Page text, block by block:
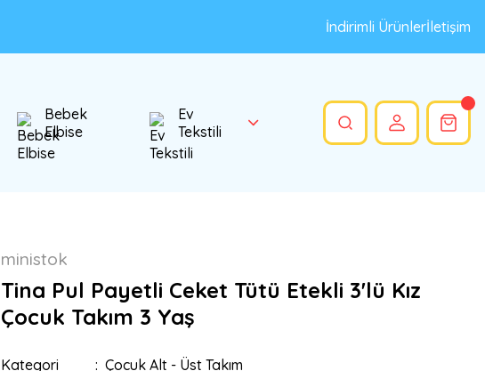
İndirimli Ürünlerİletişim
Bebek
Elbise
Ev
Tekstili
ministok
Tina Pul Payetli Ceket Tütü Etekli 3'lü Kız
Çocuk Takım 3 Yaş
Kategori
Çocuk Alt - Üst Takım